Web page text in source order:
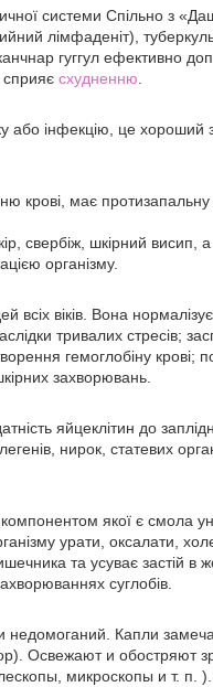
системи Спільно з
лімфаденіт),
гуггул ефективно
сприяє схудненню
інфекцію, це хороший
має протизапальну
свербіж, шкірний висип, а
організму.
всіх віків. Вона
тривалих стресів;
гемоглобіну
захворювань.
яйцеклітин до
нирок, статевих
якої є смола
урати, оксалати,
та усуває застій в
суглобів.
недомоганий. Капли
Освежают и обостряют
микроскопы и т. п.